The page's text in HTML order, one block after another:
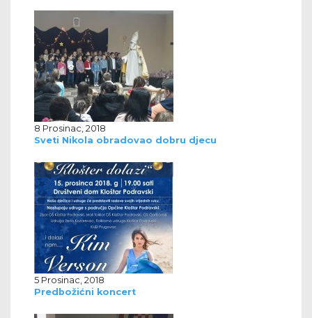
8 Prosinac, 2018
Sveti Nikola obradovao dobru djecu
5 Prosinac, 2018
Predbožićni koncert